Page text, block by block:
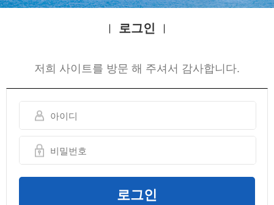
로그인
저희 사이트를 방문 해 주셔서 감사합니다.
로그인